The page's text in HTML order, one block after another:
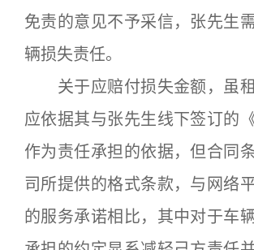
免责的意见不予采信，张先生
辆损失责任。
关于应赔付损失金额，虽
应依据其与张先生线下签订的
作为责任承担的依据，但合同
司所提供的格式条款，与网络
的服务承诺相比，其中对于车